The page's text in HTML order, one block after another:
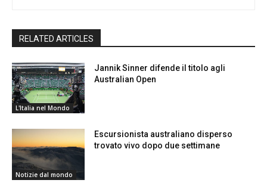
RELATED ARTICLES
L'Italia nel Mondo
Jannik Sinner difende il titolo agli
Australian Open
Notizie dal mondo
Escursionista australiano disperso
trovato vivo dopo due settimane